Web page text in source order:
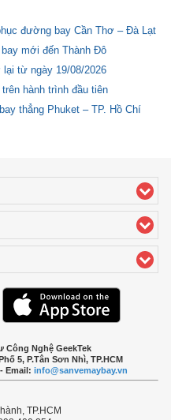
đường bay Cần Thơ – Đà Lạt
mới đến Thành Đô
từ ngày 19/08/2026
hành trình đầu tiên
thẳng Phuket – TP. Hồ Chí
contents
contents
Công Nghệ GeekTek
5, P.Tân Sơn Nhì, TP.HCM
Email: info@sanvemaybay.vn
TP.HCM